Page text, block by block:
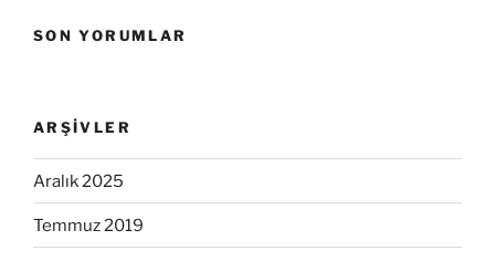
SON YORUMLAR
ARŞIVLER
Aralık 2025
Temmuz 2019